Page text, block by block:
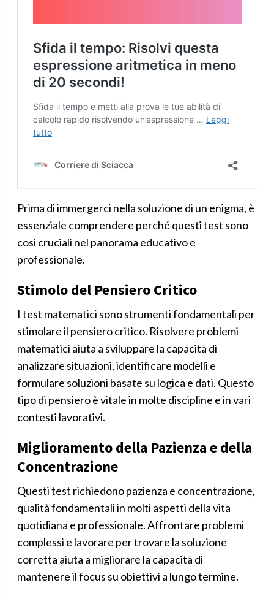
Prima di immergerci nella soluzione di un enigma, è
essenziale comprendere perché questi test sono
così cruciali nel panorama educativo e
professionale.
Stimolo del Pensiero Critico
I test matematici sono strumenti fondamentali per
stimolare il pensiero critico. Risolvere problemi
matematici aiuta a sviluppare la capacità di
analizzare situazioni, identificare modelli e
formulare soluzioni basate su logica e dati. Questo
tipo di pensiero è vitale in molte discipline e in vari
contesti lavorativi.
Miglioramento della Pazienza e della
Concentrazione
Questi test richiedono pazienza e concentrazione,
qualità fondamentali in molti aspetti della vita
quotidiana e professionale. Affrontare problemi
complessi e lavorare per trovare la soluzione
corretta aiuta a migliorare la capacità di
mantenere il focus su obiettivi a lungo termine.